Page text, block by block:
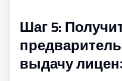
Шаг 5:
выдачу